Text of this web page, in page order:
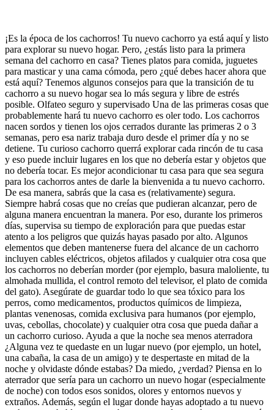
¡Es la época de los cachorros! Tu nuevo cachorro ya está aquí y listo
para explorar su nuevo hogar. Pero, ¿estás listo para la primera
semana del cachorro en casa? Tienes platos para comida, juguetes
para masticar y una cama cómoda, pero ¿qué debes hacer ahora que
está aquí? Tenemos algunos consejos para que la transición de tu
cachorro a su nuevo hogar sea lo más segura y libre de estrés
posible. Olfateo seguro y supervisado Una de las primeras cosas que
probablemente hará tu nuevo cachorro es oler todo. Los cachorros
nacen sordos y tienen los ojos cerrados durante las primeras 2 o 3
semanas, pero esa nariz trabaja duro desde el primer día y no se
detiene. Tu curioso cachorro querrá explorar cada rincón de tu casa
y eso puede incluir lugares en los que no debería estar y objetos que
no debería tocar. Es mejor acondicionar tu casa para que sea segura
para los cachorros antes de darle la bienvenida a tu nuevo cachorro.
De esa manera, sabrás que la casa es (relativamente) segura.
Siempre habrá cosas que no creías que pudieran alcanzar, pero de
alguna manera encuentran la manera. Por eso, durante los primeros
días, supervisa su tiempo de exploración para que puedas estar
atento a los peligros que quizás hayas pasado por alto. Algunos
elementos que deben mantenerse fuera del alcance de un cachorro
incluyen cables eléctricos, objetos afilados y cualquier otra cosa que
los cachorros no deberían morder (por ejemplo, basura maloliente, tu
almohada mullida, el control remoto del televisor, el plato de comida
del gato). Asegúrate de guardar todo lo que sea tóxico para los
perros, como medicamentos, productos químicos de limpieza,
plantas venenosas, comida exclusiva para humanos (por ejemplo,
uvas, cebollas, chocolate) y cualquier otra cosa que pueda dañar a
un cachorro curioso. Ayuda a que la noche sea menos aterradora
¿Alguna vez te quedaste en un lugar nuevo (por ejemplo, un hotel,
una cabaña, la casa de un amigo) y te despertaste en mitad de la
noche y olvidaste dónde estabas? Da miedo, ¿verdad? Piensa en lo
aterrador que sería para un cachorro un nuevo hogar (especialmente
de noche) con todos esos sonidos, olores y entornos nuevos y
extraños. Además, según el lugar donde hayas adoptado a tu nuevo